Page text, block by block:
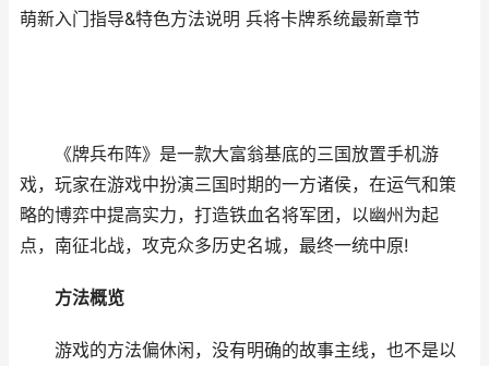
萌新入门指导&特色方法说明 兵将卡牌系统最新章节
《牌兵布阵》是一款大富翁基底的三国放置手机游
戏，玩家在游戏中扮演三国时期的一方诸侯，在运气和策
略的博弈中提高实力，打造铁血名将军团，以幽州为起
点，南征北战，攻克众多历史名城，最终一统中原!
方法概览
游戏的方法偏休闲，没有明确的故事主线，也不是以